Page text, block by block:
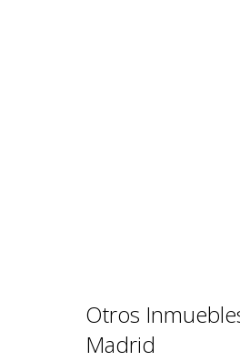
Otros
Madrid